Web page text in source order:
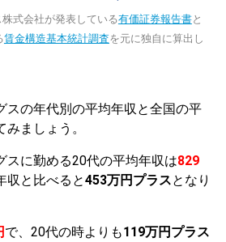
式会社が発表している有価証券報告書と
賃金構造基本統計調査を元に独自に算出し
スの年代別の平均年収と全国の平
ましょう。
スに勤める20代の平均年収は829
収と比べると453万円プラスとなり
で、20代の時よりも119万円プラス